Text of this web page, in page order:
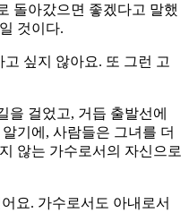
돌아갔으면 좋겠다고 말했
것이다.
싶지 않아요. 또 그런 고
을 걸었고, 거듭 출발선에
기에, 사람들은 그녀를 더
않는 가수로서의 자신으로
요. 가수로서도 아내로서